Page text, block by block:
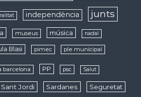
independència junts
museus música nadal
Blasi pimec ple municipal
barcelona PP psc Salut
Sant Jordi Sardanes Seguretat